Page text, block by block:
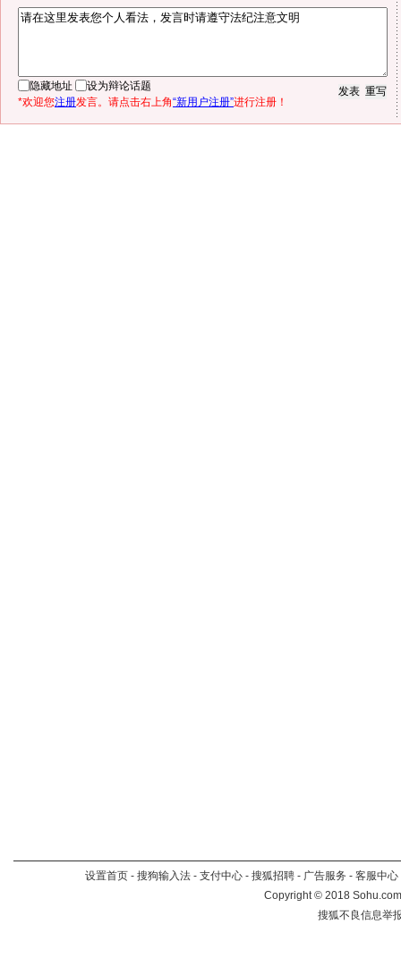
隐藏地址
设为辩论话题
*欢迎您注册发言。请点击右上角“新用户注册”进行注册！
设置首页 - 搜狗输入法 - 支付中心 - 搜狐招聘 - 广告服务 - 客服中心
Copyright©2018
搜狐不良信息举